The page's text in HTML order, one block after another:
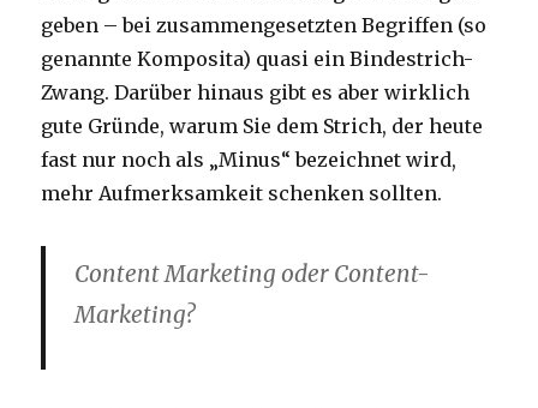
geben – bei zusammengesetzten Begriffen (so
genannte Komposita) quasi ein Bindestrich-
Zwang. Darüber hinaus gibt es aber wirklich
gute Gründe, warum Sie dem Strich, der heute
fast nur noch als „Minus“ bezeichnet wird,
mehr Aufmerksamkeit schenken sollten.
Content Marketing oder Content-
Marketing?